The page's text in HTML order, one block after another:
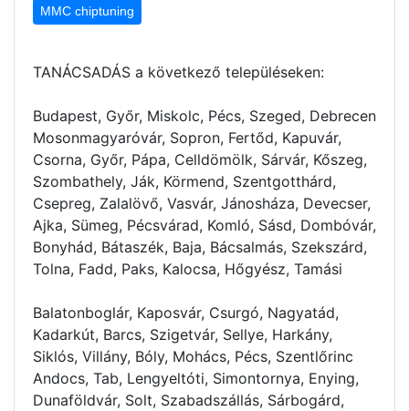
MMC chiptuning
TANÁCSADÁS a következő településeken:
Budapest, Győr, Miskolc, Pécs, Szeged, Debrecen
Mosonmagyaróvár, Sopron, Fertőd, Kapuvár,
Csorna, Győr, Pápa, Celldömölk, Sárvár, Kőszeg,
Szombathely, Ják, Körmend, Szentgotthárd,
Csepreg, Zalalövő, Vasvár, Jánosháza, Devecser,
Ajka, Sümeg, Pécsvárad, Komló, Sásd, Dombóvár,
Bonyhád, Bátaszék, Baja, Bácsalmás, Szekszárd,
Tolna, Fadd, Paks, Kalocsa, Hőgyész, Tamási
Balatonboglár, Kaposvár, Csurgó, Nagyatád,
Kadarkút, Barcs, Szigetvár, Sellye, Harkány,
Siklós, Villány, Bóly, Mohács, Pécs, Szentlőrinc
Andocs, Tab, Lengyeltóti, Simontornya, Enying,
Dunaföldvár, Solt, Szabadszállás, Sárbogárd,